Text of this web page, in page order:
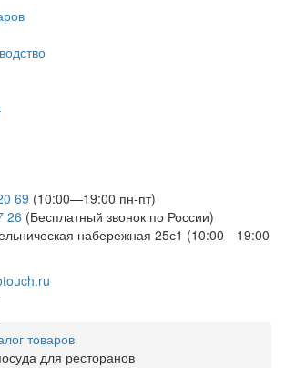
69 (10:00—19:00 пн-пт)
26 (Бесплатный звонок по России)
набережная 25с1 (10:00—19:00
товаров
для ресторанов